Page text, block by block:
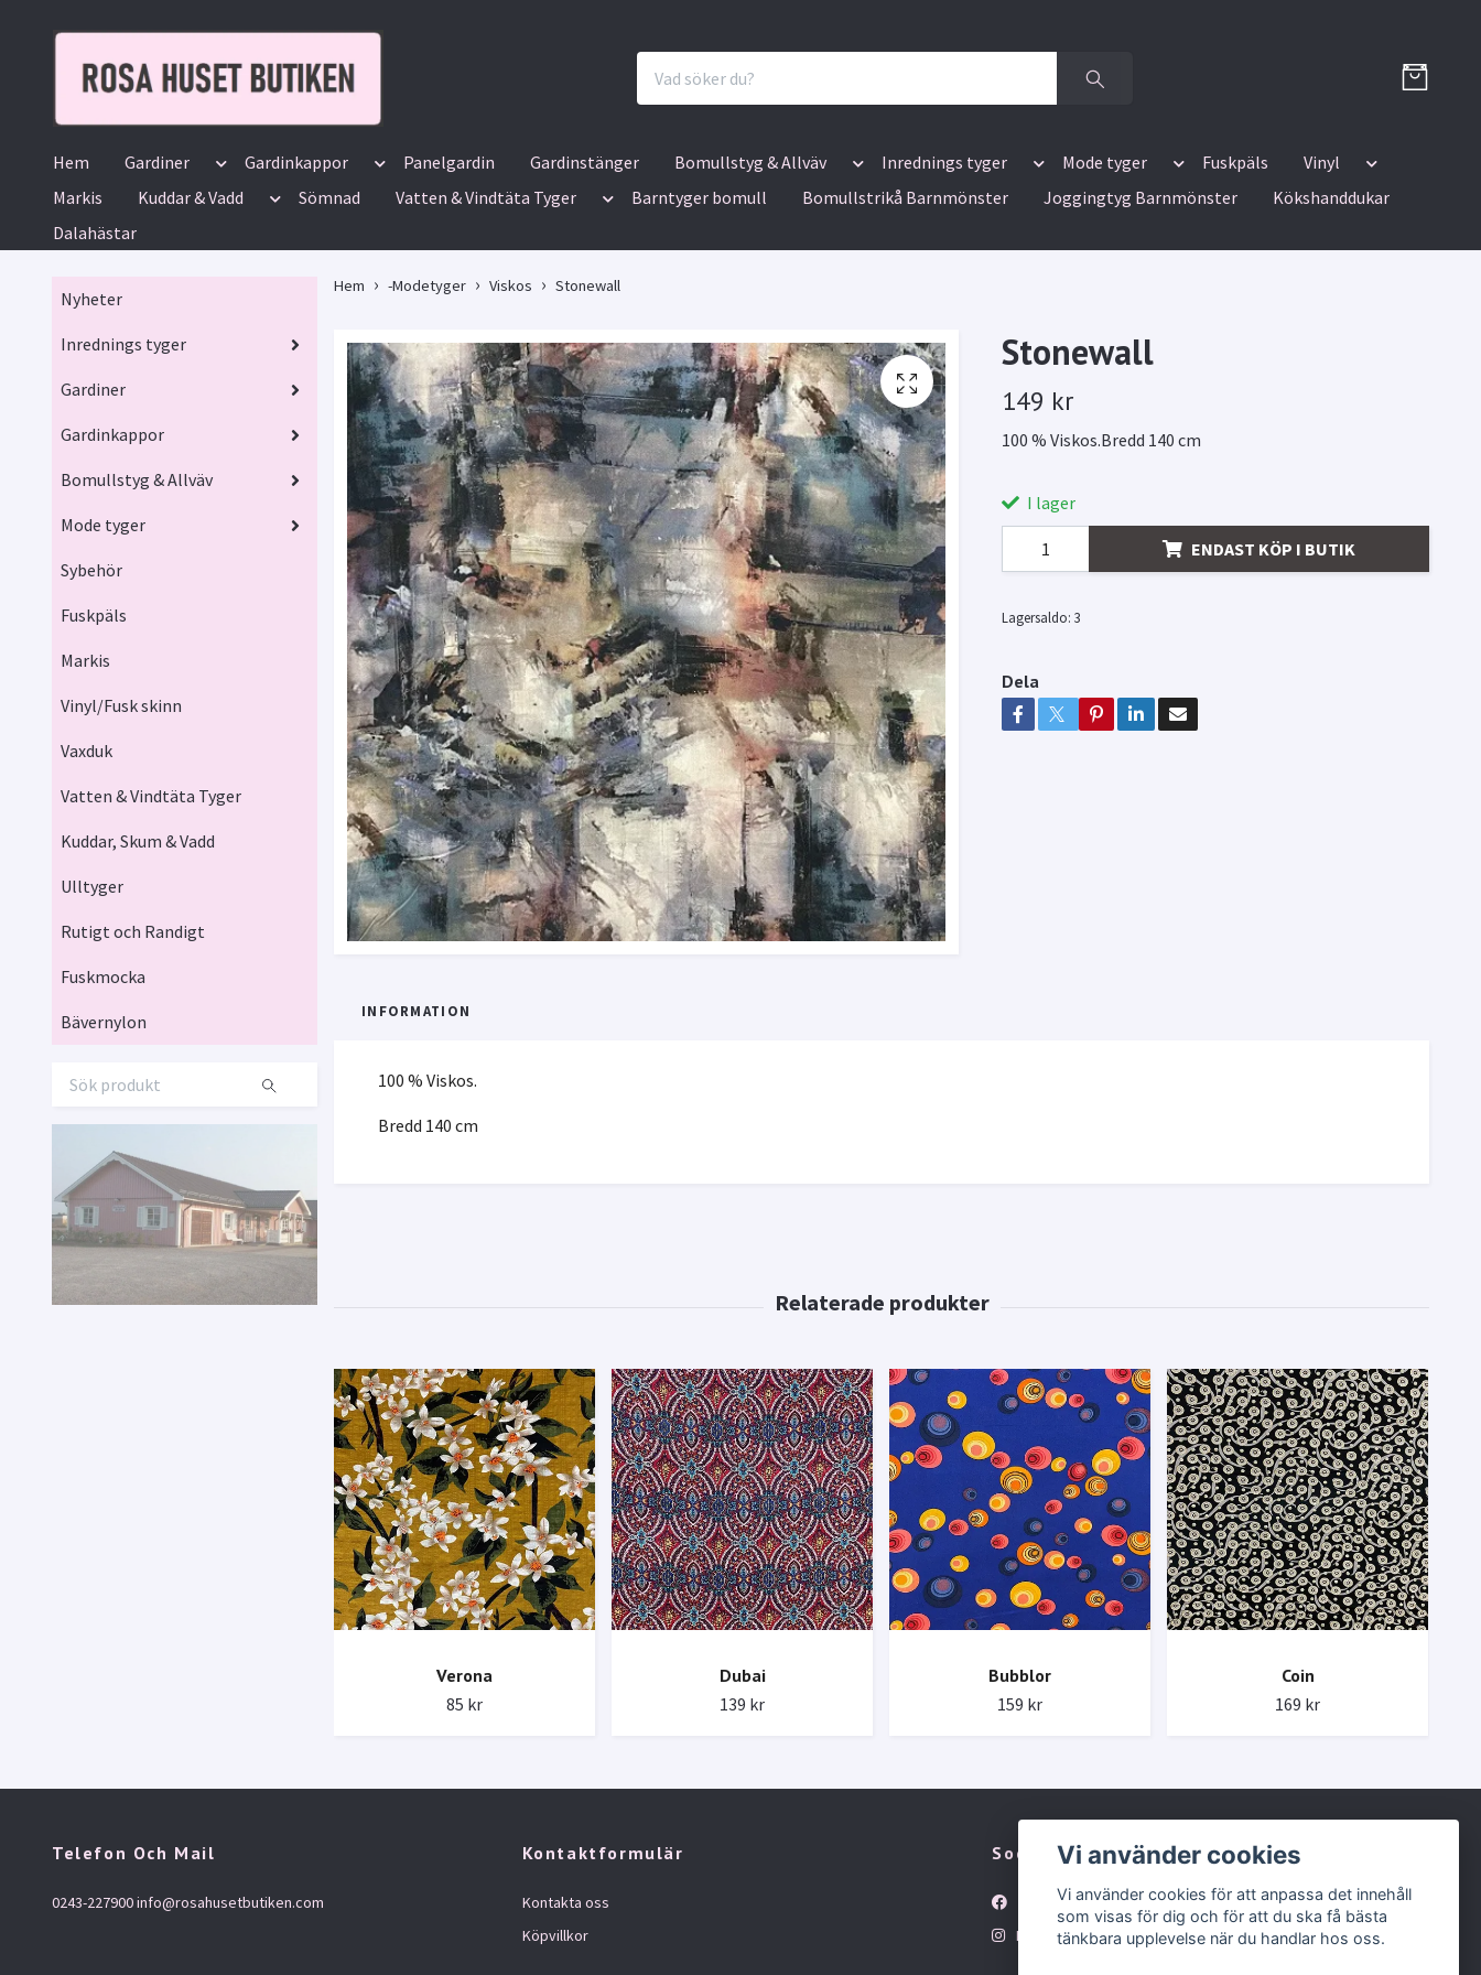
Hem Gardiner Gardinkappor Panelgardin Gardinstänger Bomullstyg & Allväv Inrednings tyger Mode tyger Fuskpäls
Vinyl
Markis
Kuddar & Vadd Sömnad Vatten & Vindtäta Tyger Barntyger bomull Bomullstrikå Barnmönster Joggingtyg Barnmönster
Kökshanddukar
Dalahästar
Nyheter
Inrednings tyger
Gardiner
Gardinkappor
Bomullstyg & Allväv
Mode tyger
Sybehör
Fuskpäls
Markis
Vinyl/Fusk skinn
Vaxduk
Vatten & Vindtäta Tyger
Kuddar, Skum & Vadd
Ulltyger
Rutigt och Randigt
Fuskmocka
Bävernylon
Hem -Modetyger Viskos Stonewall
Stonewall
149 kr
100 % Viskos.Bredd 140 cm
I lager
ENDAST KÖP I BUTIK
Lagersaldo: 3
Dela
INFORMATION
100 % Viskos.
Bredd 140 cm
Verona
85 kr
Dubai
139 kr
Bubblor
159 kr
Coin
169 kr
Telefon Och Mail
0243-227900info@rosahusetbutiken.com
Kontaktformulär
Kontakta oss
Köpvillkor
Sociala medier
Facebook
Instagram
Vi använder cookies
Vi använder cookies för att anpassa det innehåll
som visas för dig och för att du ska få bästa
tänkbara upplevelse när du handlar hos oss.